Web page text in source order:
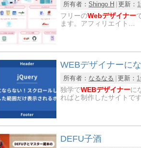
所有者：Shingo H 更新：
フリーのWebデザイナー
ます。アフィリエイト…
WEBデザイナーに
所有者： なるなる 更新：
独学でWEBデザイナーに
ればと制作したサイトで
DEFU子酒